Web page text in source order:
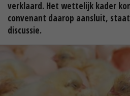
verklaard. Het wettelijk kader
convenant daarop aansluit,
discussie.